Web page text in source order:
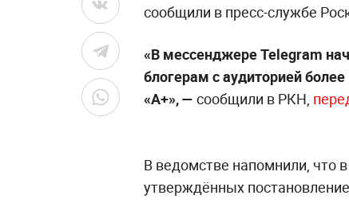
сообщили в пресс-службе
«В мессенджере Telegram
блогерам с аудиторией
«А+», — сообщили в РКН,
В ведомстве напомнили, что
утверждённых